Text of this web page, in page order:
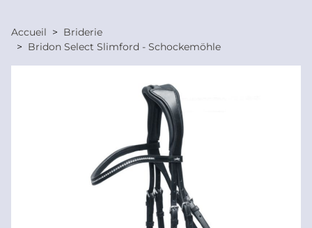
Accueil
Briderie
Bridon Select Slimford - Schockemöhle